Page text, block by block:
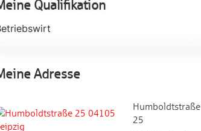
Qualifikation
Adresse
Humboldtstraße
25